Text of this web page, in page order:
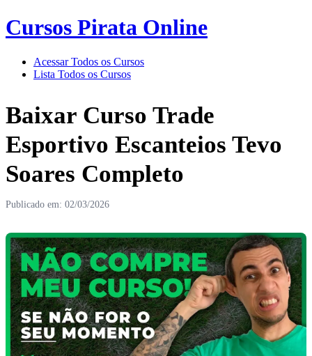
Cursos Pirata Online
Acessar Todos os Cursos
Lista Todos os Cursos
Baixar Curso Trade
Esportivo Escanteios Tevo
Soares Completo
Publicado em: 02/03/2026